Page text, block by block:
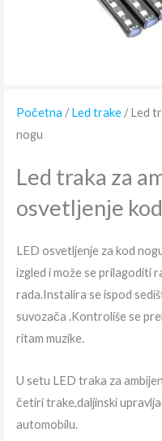
Početna /Led trake / Led
nogu
Led traka za
osvetljenje
LED osvetljenje za kod
izgled i može se prilagoditi
rada.Instalira se ispod
suvozača .Kontroliše se
ritam muzike.
U setu LED traka za
četiri trake,daljinski
automobilu.